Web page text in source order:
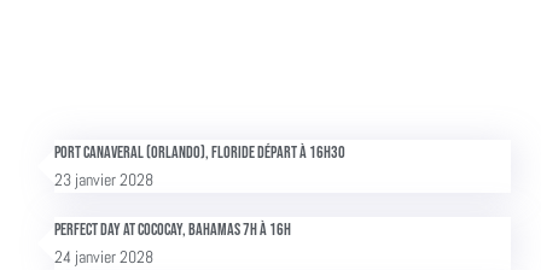
Port Canaveral (Orlando), Floride Départ à 16h30
23 janvier 2028
Perfect Day at Cococay, Bahamas 7h à 16h
24 janvier 2028